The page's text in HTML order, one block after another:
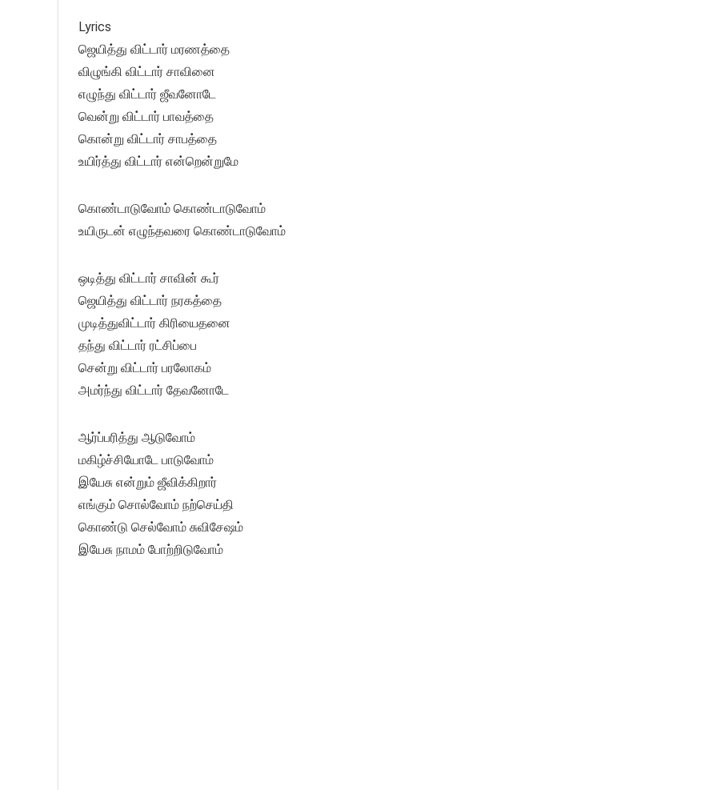
Lyrics
ஜெயித்து விட்டார் மரணத்தை
விழுங்கி விட்டார் சாவினை
எழுந்து விட்டார் ஜீவனோடே
வென்று விட்டார் பாவத்தை
கொன்று விட்டார் சாபத்தை
உயிர்த்து விட்டார் என்றென்றுமே
கொண்டாடுவோம் கொண்டாடுவோம்
உயிருடன் எழுந்தவரை கொண்டாடுவோம்
ஒடித்து விட்டார் சாவின் கூர்
ஜெயித்து விட்டார் நரகத்தை
முடித்துவிட்டார் கிரியைதனை
தந்து விட்டார் ரட்சிப்பை
சென்று விட்டார் பரலோகம்
அமர்ந்து விட்டார் தேவனோடே
ஆர்ப்பரித்து ஆடுவோம்
மகிழ்ச்சியோடே பாடுவோம்
இயேசு என்றும் ஜீவிக்கிறார்
எங்கும் சொல்வோம் நற்செய்தி
கொண்டு செல்வோம் சுவிசேஷம்
இயேசு நாமம் போற்றிடுவோம்